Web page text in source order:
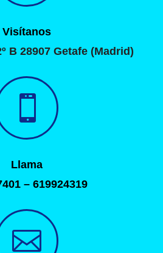
Visítanos
B 28907 Getafe (Madrid)

Llama
– 619924319
